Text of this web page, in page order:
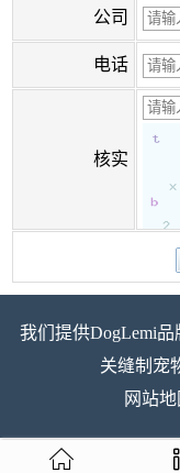
公司
电话
核实
我们提供DogLemi
关缝制宠
网站地